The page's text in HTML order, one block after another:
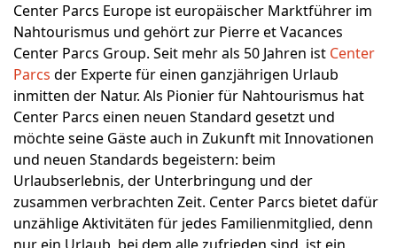
Center Parcs Europe ist europäischer Marktführer im
Nahtourismus und gehört zur Pierre et Vacances
Center Parcs Group. Seit mehr als 50 Jahren ist Center
Parcs der Experte für einen ganzjährigen Urlaub
inmitten der Natur. Als Pionier für Nahtourismus hat
Center Parcs einen neuen Standard gesetzt und
möchte seine Gäste auch in Zukunft mit Innovationen
und neuen Standards begeistern: beim
Urlaubserlebnis, der Unterbringung und der
zusammen verbrachten Zeit. Center Parcs bietet dafür
unzählige Aktivitäten für jedes Familienmitglied, denn